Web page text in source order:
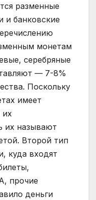
разменные
и банковские
монетам
серебряные
— 7-8%
Поскольку
имеет
их
их называют
Второй тип
куда входят
прочие
деньги